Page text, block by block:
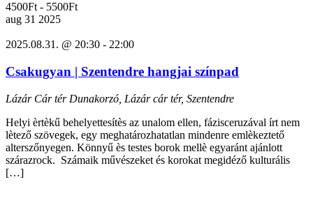
4500Ft - 5500Ft
aug 31 2025
2025.08.31. @ 20:30 - 22:00
Csakugyan | Szentendre hangjai színpad
Lázár Cár tér Dunakorzó, Lázár cár tér, Szentendre
Helyi èrtèkű behelyettesítès az unalom ellen, fázisceruzával írt nem
lètező szövegek, egy meghatározhatatlan mindenre emlèkeztető
alterszőnyegen. Könnyű ès testes borok mellè egyaránt ajánlott
szárazrock. Számaik művészeket és korokat megidéző kulturális
[…]